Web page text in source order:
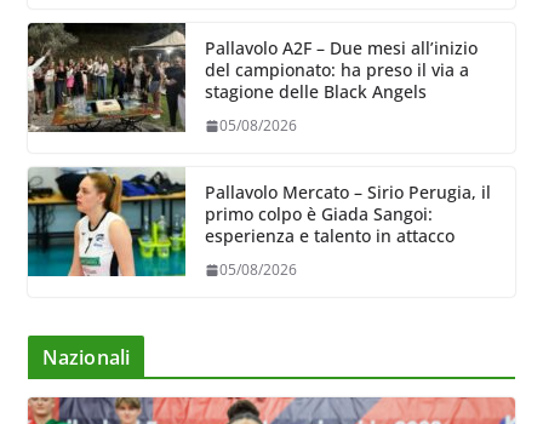
Pallavolo A2F – Due mesi all’inizio
del campionato: ha preso il via a
stagione delle Black Angels
05/08/2026
Pallavolo Mercato – Sirio Perugia, il
primo colpo è Giada Sangoi:
esperienza e talento in attacco
05/08/2026
Nazionali